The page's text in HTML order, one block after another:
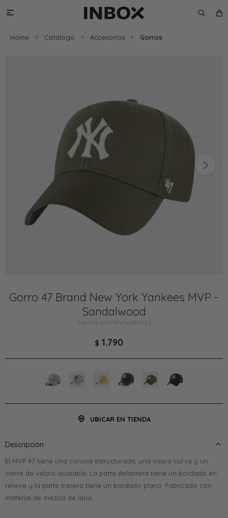

Home Catálogo Accesorios Gorros
Gorro 47 Brand New York Yankees MVP -
Sandalwood
47B-MVPSP17WBP4553
$ 1.790
UBICAR EN TIENDA
Descripción
El MVP 47 tiene una corona estructurada, una visera curva y un
cierre de velcro ajustable. La parte delantera tiene un bordado en
relieve y la parte trasera tiene un bordado plano. Fabricado con
material de mezcla de lana.